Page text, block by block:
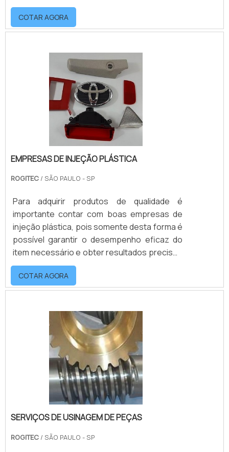
Após resfriar-se, em contato com as
paredes frias do molde, o material solidifica-
se e adquire a forma fixa predeterminada.o
moldes de injeção termoplástica SP pode ter
uma ou mais cavidades. E quanto mais
cavidades, maior será a produtividade.
Geralmente dividida em du.
COTAR AGORA
EMPRESAS DE INJEÇÃO PLÁSTICA
ROGITEC / SÃO PAULO - SP
Para adquirir produtos de qualidade é
importante contar com boas empresas de
injeção plástica, pois somente desta forma é
possível garantir o desempenho eficaz do
item necessário e obter resultados precisos
no cotidiano de trabalho. Por trabalhar com
diversos segmentos, como por exemplo o
automobilístico e de brinquedos. Essas
precisam disponibilizar diferentes demandas
de produtos em curto prazo e sem deixar o
compromisso com a qualidade de lado, por
COTAR AGORA
SERVIÇOS DE USINAGEM DE PEÇAS
ROGITEC / SÃO PAULO - SP